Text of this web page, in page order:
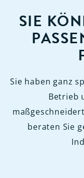
SIE
Sie haben ganz
Betrieb
beraten Sie